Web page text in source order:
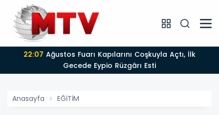
22:07
Gecede Eypio Rüzgârı Esti
Anasayfa EĞİTİM